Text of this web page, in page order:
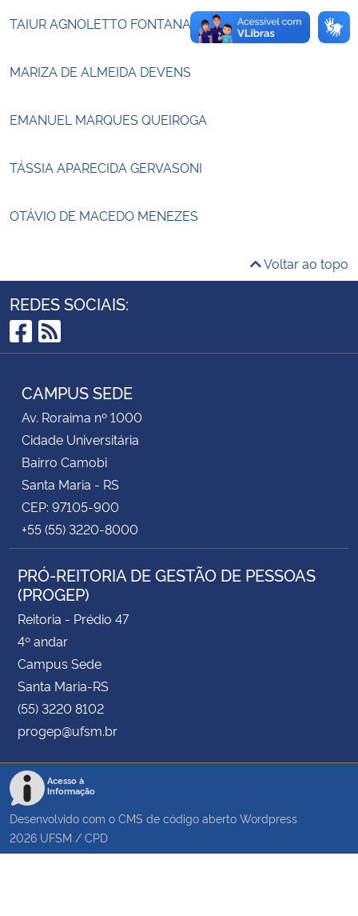
TAIUR AGNOLETTO FONTANA
MARIZA DE ALMEIDA DEVENS
EMANUEL MARQUES QUEIROGA
TÁSSIA APARECIDA GERVASONI
OTÁVIO DE MACEDO MENEZES
Voltar ao topo
REDES SOCIAIS:
Facebook
RSS
CAMPUS SEDE
Av. Roraima nº 1000
Cidade Universitária
Bairro Camobi
Santa Maria - RS
CEP: 97105-900
+55 (55) 3220-8000
PRÓ-REITORIA DE GESTÃO DE PESSOAS
(PROGEP)
Reitoria - Prédio 47
4º andar
Campus Sede
Santa Maria-RS
(55) 3220 8102
progep@ufsm.br
Acesso à
Informação
Desenvolvido com o CMS de código aberto Wordpress
2026 UFSM / CPD